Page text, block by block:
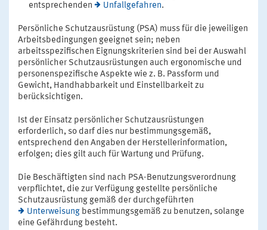
entsprechenden
Unfallgefahren.
Persönliche Schutzausrüstung (PSA) muss für die jeweiligen
Arbeitsbedingungen geeignet sein; neben
arbeitsspezifischen Eignungskriterien sind bei der Auswahl
persönlicher Schutzausrüstungen auch ergonomische und
personenspezifische Aspekte wie z. B. Passform und
Gewicht, Handhabbarkeit und Einstellbarkeit zu
berücksichtigen.
Ist der Einsatz persönlicher Schutzausrüstungen
erforderlich, so darf dies nur bestimmungsgemäß,
entsprechend den Angaben der Herstellerinformation,
erfolgen; dies gilt auch für Wartung und Prüfung.
Die Beschäftigten sind nach PSA-Benutzungsverordnung
verpflichtet, die zur Verfügung gestellte persönliche
Schutzausrüstung gemäß der durchgeführten
Unterweisung bestimmungsgemäß zu benutzen, solange
eine Gefährdung besteht.